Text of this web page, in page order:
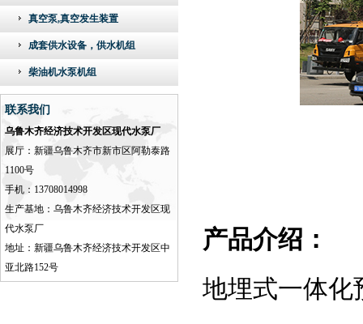
真空泵,真空发生装置
成套供水设备，供水机组
柴油机水泵机组
联系我们
乌鲁木齐经济技术开发区现代水泵厂
展厅：新疆乌鲁木齐市新市区阿勒泰路
1100号
手机：13708014998
生产基地：乌鲁木齐经济技术开发区现
代水泵厂
地址：新疆乌鲁木齐经济技术开发区中
亚北路152号
产品介绍：
地埋式一体化